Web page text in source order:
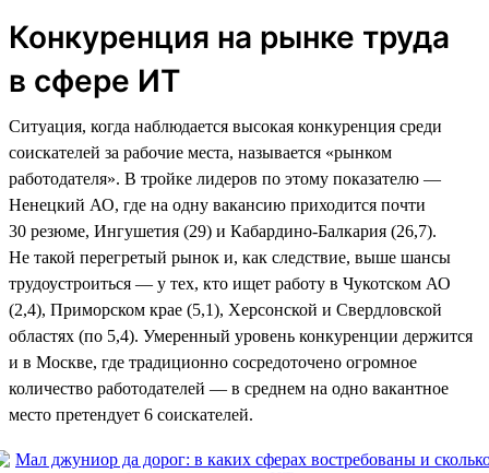
Конкуренция на рынке труда
в сфере ИТ
Ситуация, когда наблюдается высокая конкуренция среди
соискателей за рабочие места, называется «рынком
работодателя». В тройке лидеров по этому показателю —
Ненецкий АО, где на одну вакансию приходится почти
30 резюме, Ингушетия (29) и Кабардино-Балкария (26,7).
Не такой перегретый рынок и, как следствие, выше шансы
трудоустроиться — у тех, кто ищет работу в Чукотском АО
(2,4), Приморском крае (5,1), Херсонской и Свердловской
областях (по 5,4). Умеренный уровень конкуренции держится
и в Москве, где традиционно сосредоточено огромное
количество работодателей — в среднем на одно вакантное
место претендует 6 соискателей.